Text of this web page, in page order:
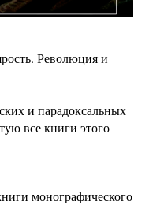
Революция и
и парадоксальных
все книги этого
монографического